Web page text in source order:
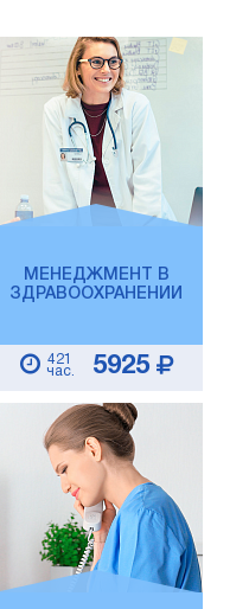
МЕНЕДЖМЕНТ В
ЗДРАВООХРАНЕНИИ
421
час.
5925